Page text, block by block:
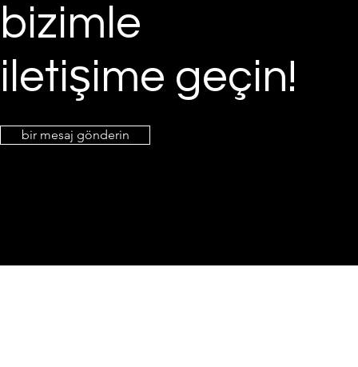
bizimle
iletişime geçin!
bir mesaj gönderin